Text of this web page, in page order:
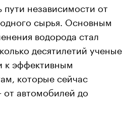
пути независимости от
сырья. Основным
водорода стал
десятилетий ученые
эффективным
которые сейчас
автомобилей до